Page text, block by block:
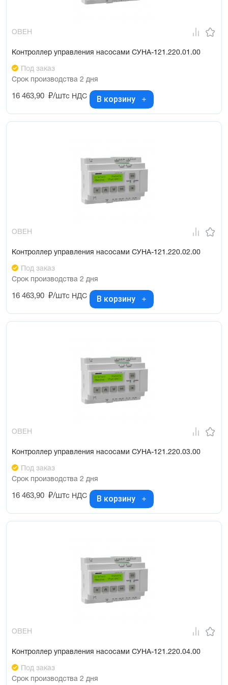
ОВЕН
Контроллер управления насосами СУНА-121.220.01.00
Под заказ
Срок производства 2 дня
16 463,90 ₽/штс НДС В корзину
ОВЕН
Контроллер управления насосами СУНА-121.220.02.00
Под заказ
Срок производства 2 дня
16 463,90 ₽/штс НДС В корзину
ОВЕН
Контроллер управления насосами СУНА-121.220.03.00
Под заказ
Срок производства 2 дня
16 463,90 ₽/штс НДС В корзину
ОВЕН
Контроллер управления насосами СУНА-121.220.04.00
Под заказ
Срок производства 2 дня